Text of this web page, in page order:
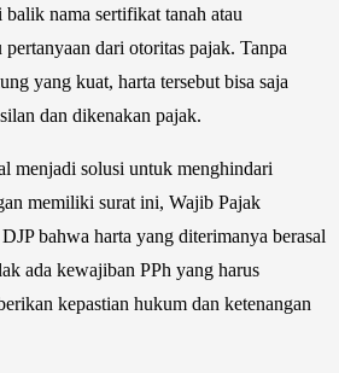
nama sertifikat tanah atau
dari otoritas pajak. Tanpa
yang kuat, harta tersebut bisa saja
dan dikenakan pajak.
menjadi solusi untuk menghindari
memiliki surat ini, Wajib Pajak
bahwa harta yang diterimanya berasal
ada kewajiban PPh yang harus
kepastian hukum dan ketenangan